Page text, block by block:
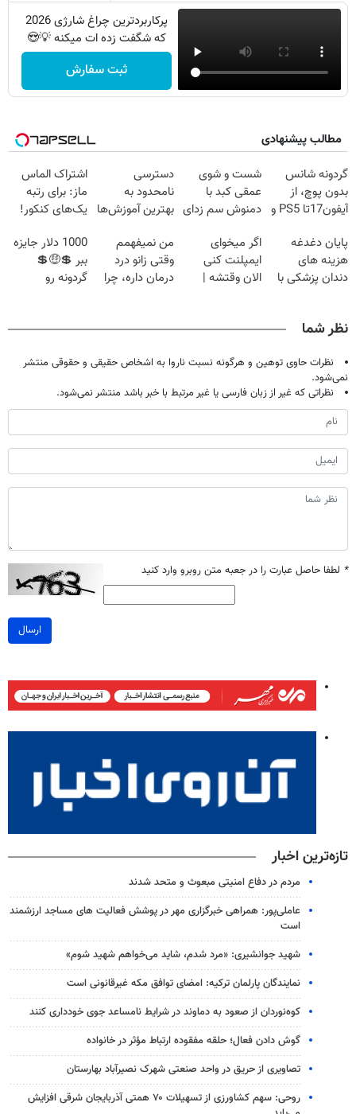
پرکاربردترین چراغ شارژی 2026
که شگفت زده ات میکنه 💡😍
ثبت سفارش
مطالب پیشنهادی
گردونه شانس
بدون پوچ، از
آیفون17تا PS5 و
دلار🔥
شست و شوی
عمقی کبد با
دمنوش سم زدای
دسترسی
نامحدود به
بهترین آموزش‌ها
اشتراک الماس
ماز: برای رتبه
یک‌های کنکور!
پایان دغدغه
هزینه های
دندان پزشکی با
اگر میخوای
ایمپلنت کنی
الان وقتشه |
من نمیفهمم
وقتی زانو درد
درمان داره، چرا
1000 دلار جایزه
ببر 💲🤑💲
گردونه رو
نظر شما
نظرات حاوی توهین و هرگونه نسبت ناروا به اشخاص حقیقی و حقوقی منتشر
نمی‌شود.
نظراتی که غیر از زبان فارسی یا غیر مرتبط با خبر باشد منتشر نمی‌شود.
* لطفا حاصل عبارت را در جعبه متن روبرو وارد کنید
ارسال
تازه‌ترین اخبار
مردم در دفاع امنیتی مبعوث و متحد شدند
عاملی‌پور: همراهی خبرگزاری مهر در پوشش فعالیت های مساجد ارزشمند
است
شهید جوانشیری: «مرد شدم، شاید می‌خواهم شهید شوم»
نمایندگان پارلمان ترکیه: امضای توافق مکه غیرقانونی است
کوه‌نوردان از صعود به دماوند در شرایط نامساعد جوی خودداری کنند
گوش دادن فعال؛ حلقه مفقوده ارتباط مؤثر در خانواده
تصاویری از حریق در واحد صنعتی شهرک نصیرآباد بهارستان
روحی: سهم کشاورزی از تسهیلات ۷۰ همتی آذربایجان شرقی افزایش